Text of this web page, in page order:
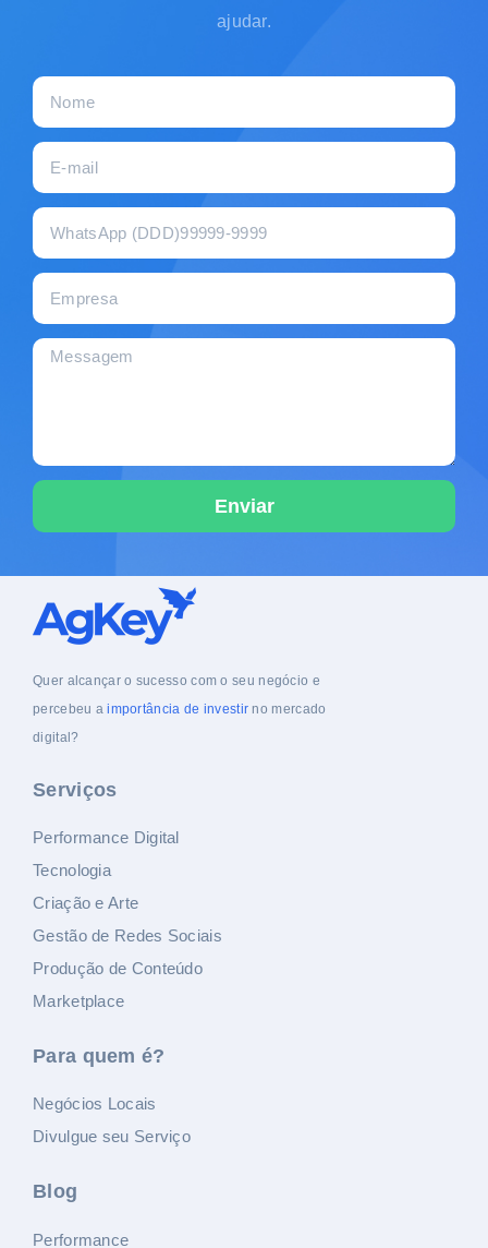
ajudar.
Enviar
Quer alcançar o sucesso com o seu negócio e
percebeu aimportância de investir no mercado
digital?
Serviços
Performance Digital
Tecnologia
Criação e Arte
Gestão de Redes Sociais
Produção de Conteúdo
Marketplace
Para quem é?
Negócios Locais
Divulgue seu Serviço
Blog
Performance